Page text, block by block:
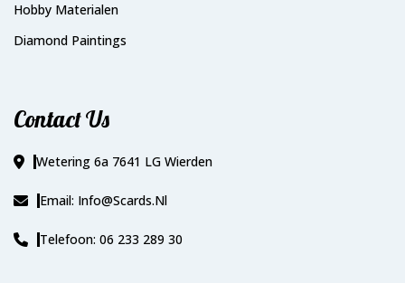
Hobby Materialen
Diamond Paintings
Contact Us
Wetering 6a 7641 LG Wierden
Email: Info@scards.nl
Telefoon: 06 233 289 30